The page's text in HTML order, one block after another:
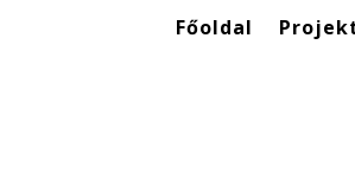
Főoldal